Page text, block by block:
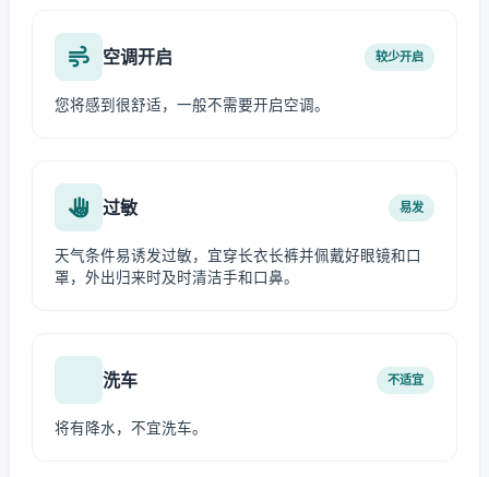
空调开启 较少开启
您将感到很舒适，一般不需要开启空调。
过敏 易发
天气条件易诱发过敏，宜穿长衣长裤并佩戴好眼镜和口
罩，外出归来时及时清洁手和口鼻。
洗车 不适宜
将有降水，不宜洗车。